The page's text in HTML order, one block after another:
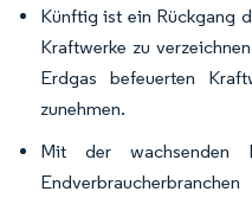
Künftig ist ein Rückgang
Kraftwerke zu
Erdgas befeuerten
zunehmen.
Mit der wachsenden